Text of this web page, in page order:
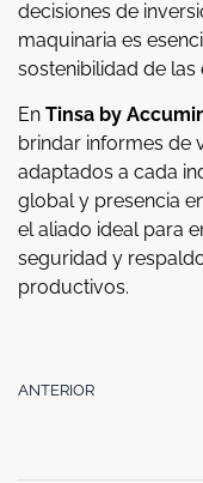
decisiones de
maquinaria es
sostenibilidad de las
En Tinsa by
brindar informes de
adaptados a cada
global y presencia
el aliado ideal para
seguridad y
productivos.
ANTERIOR